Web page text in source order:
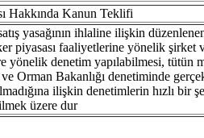
Hakkında Kanun Teklifi
yasağının ihlaline ilişkin
piyasası faaliyetlerine yönelik
denetim yapılabilmesi, tütün
Orman Bakanlığı denetiminde
ilişkin denetimlerin hızlı bir
üzere dur